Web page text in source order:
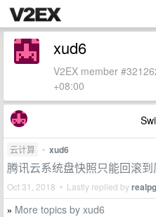
xud6
V2EX member
+08:00
云计算 • xud6
腾讯云系统盘快照只能回滚
Oct 31, 2018 • Lastly replied byrealpg
» More topics by xud6